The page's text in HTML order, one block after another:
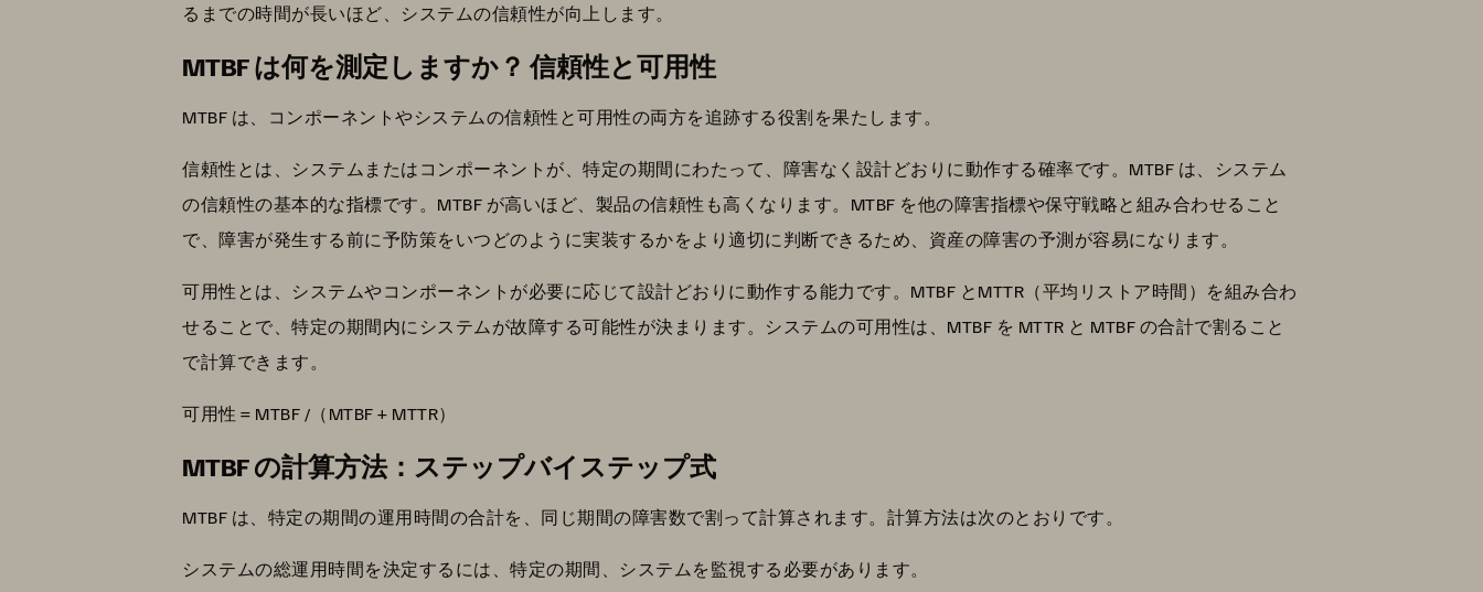
るまでの時間が長いほど、システムの信頼性が向上します。
MTBF は何を測定しますか？ 信頼性と可用性
MTBF は、コンポーネントやシステムの信頼性と可用性の両方を追跡する役割を果たします。
信頼性とは、システムまたはコンポーネントが、特定の期間にわたって、障害なく設計どおりに動作する確率です。MTBF は、システム
の信頼性の基本的な指標です。MTBF が高いほど、製品の信頼性も高くなります。MTBF を他の障害指標や保守戦略と組み合わせること
で、障害が発生する前に予防策をいつどのように実装するかをより適切に判断できるため、資産の障害の予測が容易になります。
可用性とは、システムやコンポーネントが必要に応じて設計どおりに動作する能力です。MTBF とMTTR（平均リストア時間）を組み合わ
せることで、特定の期間内にシステムが故障する可能性が決まります。システムの可用性は、MTBF を MTTR と MTBF の合計で割ること
で計算できます。
可用性 = MTBF /（MTBF + MTTR）
MTBF の計算方法：ステップバイステップ式
MTBF は、特定の期間の運用時間の合計を、同じ期間の障害数で割って計算されます。計算方法は次のとおりです。
システムの総運用時間を決定するには、特定の期間、システムを監視する必要があります。